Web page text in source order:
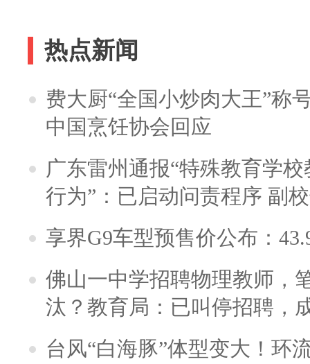
热点新闻
费大厨“全国小炒肉大王”称
中国烹饪协会回应
广东雷州通报“特殊教育学
行为”：已启动问责程序 副
享界G9车型预售价公布：
佛山一中学招聘物理教师，
汰？教育局：已叫停招聘，
台风“白海豚”体型变大！环